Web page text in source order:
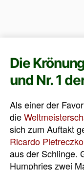
Die
und Nr. 1
Als einer der
die
sich zum Auftakt
Ricardo Pietreczko
aus der Schlinge.
Humphries zwei